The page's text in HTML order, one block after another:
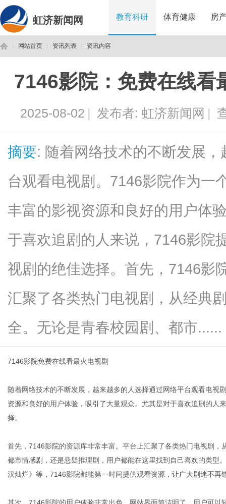
虹济新闻网 教育科研 体育健康 房
网站首页
›
资讯列表 资讯内容
7146影院：免费在线看
2025-08-02 | 发布者: 虹济新闻网 |
摘要: 随着网络技术的不断发展
台观看电视剧。7146影院作为一
丰富的影视资源和良好的用户体
于喜欢追剧的人来说，7146影院
视剧的绝佳选择。首先，7146影
汇聚了各类热门电视剧，从经典
全。无论是青春校园剧、都市......
7146影院免费在线看最火电视剧
随着网络技术的不断发展，越来越多的人选择通过网络平台观看电视
资源和良好的用户体验，吸引了大量观众。尤其是对于喜欢追剧的人
择。
首先，7146影院的资源库非常丰富。平台上汇聚了各类热门电视剧
都市情感剧，还是悬疑推理剧，用户都能在这里找到自己喜欢的类型
汉灿烂》等，7146影院都能第一时间提供观看资源，让广大剧迷不再